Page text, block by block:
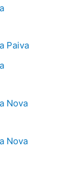
Paiva
Nova
Nova